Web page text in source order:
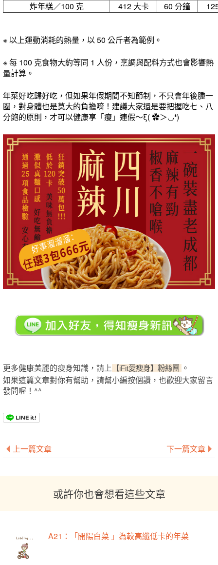
炸年糕／100 克
412 大卡 60 分鐘
※ 以上運動消耗的熱量，以 50 公斤者為範例。
※每 100 克食物大約等同 1 人份 ，烹調與配料方式也會影響熱
量計算。
年菜好吃歸好吃，但如果年假期間不知節制 ， 不只會年後腫一
圈，對身體也是莫大的負擔唷！建議大家還是要把握吃七、八
分飽的原則，才可以健康享「瘦」連假～ξ( ✿＞◡❛)
更多健康美麗的瘦身知識，請上 【iFit愛瘦身】粉絲團
。
如果這篇文章對你有幫助，請幫小編按個讚，也歡迎大家留言
發問喔！^^
上一篇文章 下一篇文章
或許你也會想看這些文章
A21：「開陽白菜 」為較高纖低卡的年菜